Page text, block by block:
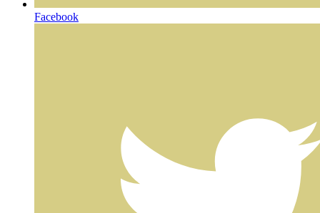
Facebook